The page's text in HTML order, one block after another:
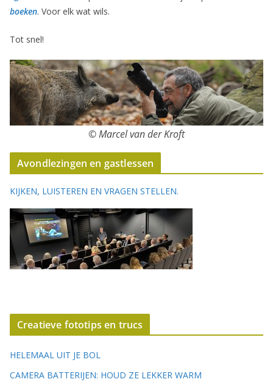
boeken. Voor elk wat wils.
Tot snel!
© Marcel van der Kroft
Avondlezingen en gastlessen
KIJKEN, LUISTEREN EN VRAGEN STELLEN.
Creatieve fototips en trucs
HELEMAAL UIT JE BOL
CAMERA BATTERIJEN: HOUD ZE LEKKER WARM